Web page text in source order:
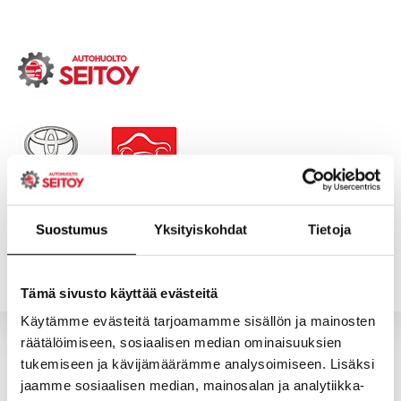
Suostumus Yksityiskohdat Tietoja
Tämä sivusto käyttää evästeitä
Käytämme evästeitä tarjoamamme sisällön ja mainosten
räätälöimiseen, sosiaalisen median ominaisuuksien
tukemiseen ja kävijämäärämme analysoimiseen. Lisäksi
jaamme sosiaalisen median, mainosalan ja analytiikka-
content
AUTOPROFI by BLUECHEM tuotekonseptin jolla on